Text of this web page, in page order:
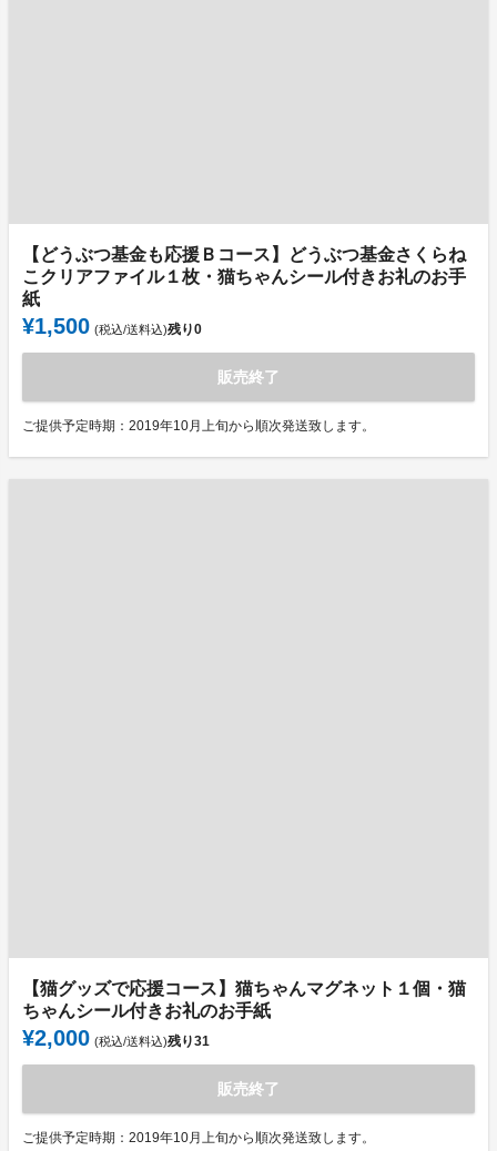
【どうぶつ基金も応援Ｂコース】どうぶつ基金さくらね
こクリアファイル１枚・猫ちゃんシール付きお礼のお手
紙
¥1,500 (税込/送料込)残り0
販売終了
ご提供予定時期：2019年10月上旬から順次発送致します。
【猫グッズで応援コース】猫ちゃんマグネット１個・猫
ちゃんシール付きお礼のお手紙
¥2,000 (税込/送料込)残り31
販売終了
ご提供予定時期：2019年10月上旬から順次発送致します。